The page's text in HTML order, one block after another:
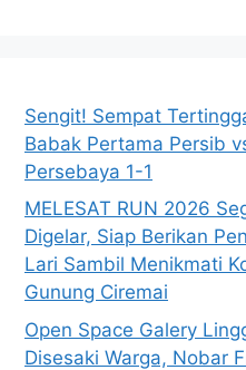
Sengit! Sempat
Babak Pertama Persib
Persebaya 1-1
MELESAT RUN 2026
Digelar, Siap Berikan
Lari Sambil Menikmati
Gunung Ciremai
Open Space Galery
Disesaki Warga, Nobar